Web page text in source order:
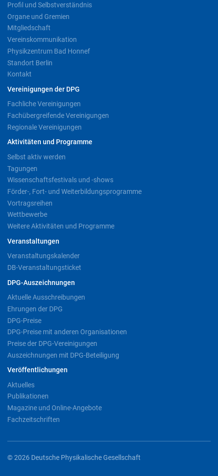
Profil und Selbstverständnis
Organe und Gremien
Mitgliedschaft
Vereinskommunikation
Physikzentrum Bad Honnef
Standort Berlin
Kontakt
Vereinigungen der DPG
Fachliche Vereinigungen
Fachübergreifende Vereinigungen
Regionale Vereinigungen
Aktivitäten und Programme
Selbst aktiv werden
Tagungen
Wissenschaftsfestivals und -shows
Förder-, Fort- und Weiterbildungsprogramme
Vortragsreihen
Wettbewerbe
Weitere Aktivitäten und Programme
Veranstaltungen
Veranstaltungskalender
DB-Veranstaltungsticket
DPG-Auszeichnungen
Aktuelle Ausschreibungen
Ehrungen der DPG
DPG-Preise
DPG-Preise mit anderen Organisationen
Preise der DPG-Vereinigungen
Auszeichnungen mit DPG-Beteiligung
Veröffentlichungen
Aktuelles
Publikationen
Magazine und Online-Angebote
Fachzeitschriften
© 2026 Deutsche Physikalische Gesellschaft